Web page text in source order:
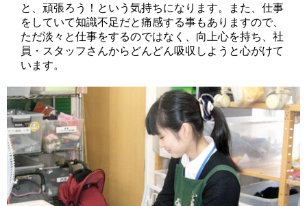
と、頑張ろう！という気持ちになります。また、仕事
をしていて知識不足だと痛感する事もありますので、
ただ淡々と仕事をするのではなく、向上心を持ち、社
員・スタッフさんからどんどん吸収しようと心がけて
います。